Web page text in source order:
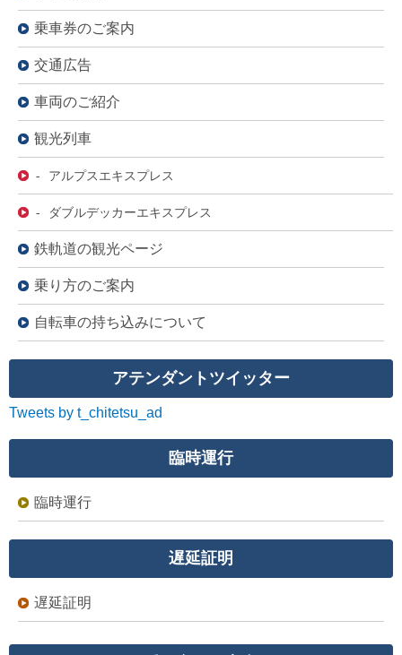
乗車券のご案内
交通広告
車両のご紹介
観光列車
- アルプスエキスプレス
- ダブルデッカーエキスプレス
鉄軌道の観光ページ
乗り方のご案内
自転車の持ち込みについて
アテンダントツイッター
Tweets by t_chitetsu_ad
臨時運行
臨時運行
遅延証明
遅延証明